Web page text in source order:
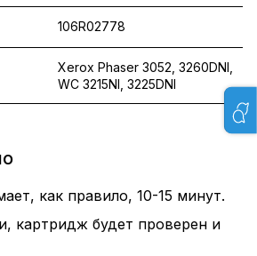
106R02778
Xerox Phaser 3052, 3260DNI,
WC 3215NI, 3225DNI
как правило, 10-15 минут.
картридж будет проверен и